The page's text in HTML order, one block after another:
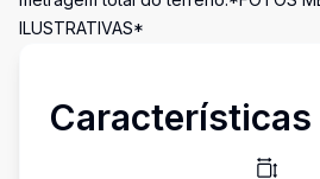
ILUSTRATIVAS*
Características